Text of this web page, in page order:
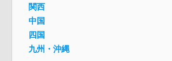
関西
中国
四国
九州・沖縄